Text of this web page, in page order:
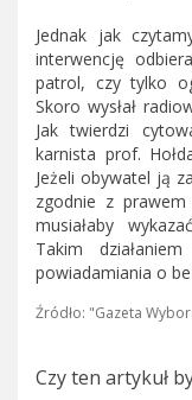
Jednak jak
interwencję
patrol, czy tylko
Skoro wysłał
Jak twierdzi
karnista prof.
Jeżeli obywatel ją
zgodnie z
musiałaby
Takim
powiadamiania o
Źródło: "Gazeta
Czy ten artykuł